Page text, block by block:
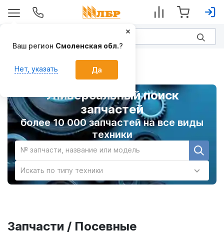
Универсальный поиск
запчастей
более 10 000 запчастей на все виды
техники
№ запчасти, название или модель
Искать по типу техники
Запчасти / Посевные
Ваш регион Смоленская обл.?
Нет, указать Да